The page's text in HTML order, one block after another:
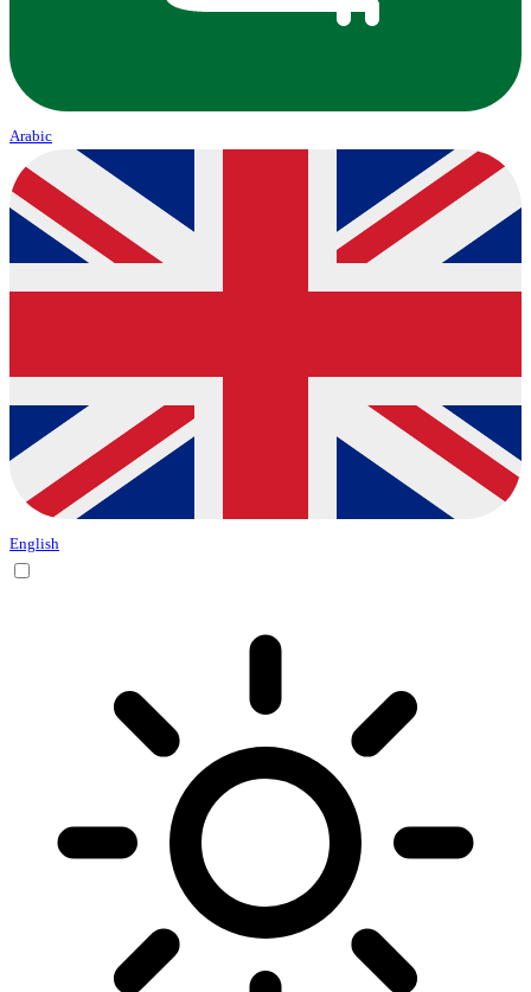
Arabic
English